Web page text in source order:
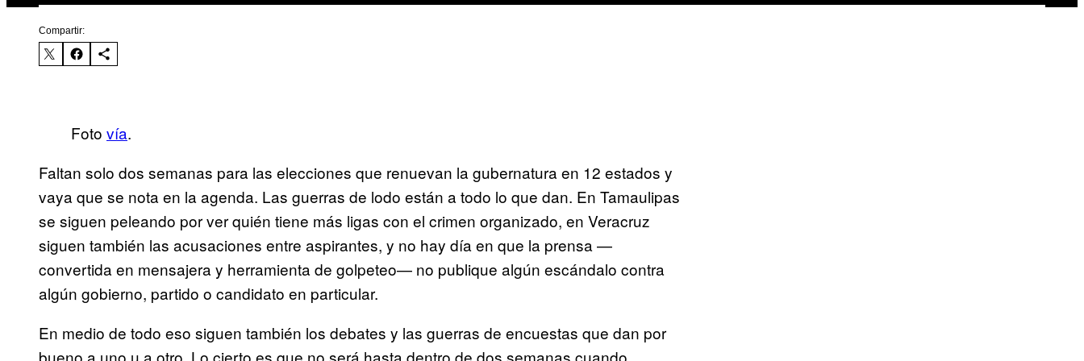
Compartir:
Foto vía.
Faltan solo dos semanas para las elecciones que renuevan la gubernatura en 12 estados y
vaya que se nota en la agenda. Las guerras de lodo están a todo lo que dan. En Tamaulipas
se siguen peleando por ver quién tiene más ligas con el crimen organizado, en Veracruz
siguen también las acusaciones entre aspirantes, y no hay día en que la prensa —
convertida en mensajera y herramienta de golpeteo— no publique algún escándalo contra
algún gobierno, partido o candidato en particular.
En medio de todo eso siguen también los debates y las guerras de encuestas que dan por